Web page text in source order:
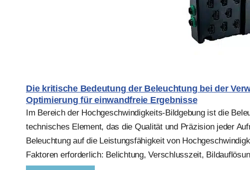
Die kritische Bedeutung der Beleuchtung bei der
Optimierung für einwandfreie Ergebnisse
Im Bereich der Hochgeschwindigkeits-Bildgebung ist die
technisches Element, das die Qualität und Präzision jeder
Beleuchtung auf die Leistungsfähigkeit von
Faktoren erforderlich: Belichtung, Verschlusszeit,